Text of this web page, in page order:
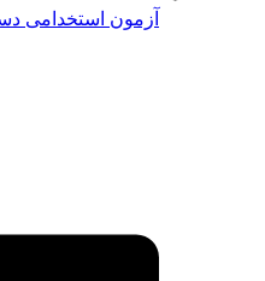
آزمون استخدامی